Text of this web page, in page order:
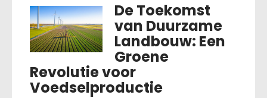
De Toekomst
van Duurzame
Landbouw: Een
Groene
Revolutie voor
Voedselproductie